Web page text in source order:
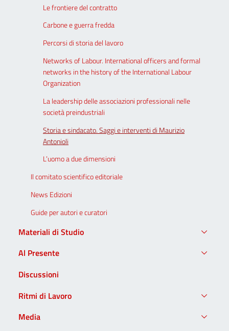
Le frontiere del contratto
Carbone e guerra fredda
Percorsi di storia del lavoro
Networks of Labour. International officers and formal
networks in the history of the International Labour
Organization
La leadership delle associazioni professionali nelle
società preindustriali
Storia e sindacato. Saggi e interventi di Maurizio
Antonioli
L’uomo a due dimensioni
Il comitato scientifico editoriale
News Edizioni
Guide per autori e curatori
Materiali di Studio
Al Presente
Discussioni
Ritmi di Lavoro
Media